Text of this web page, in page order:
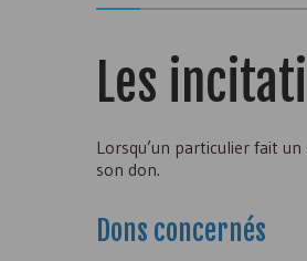
Les
Lorsqu’un particulier fait
son don.
Dons concernés